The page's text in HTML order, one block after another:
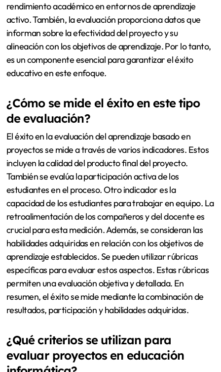
rendimiento académico en entornos de aprendizaje
activo. También, la evaluación proporciona datos que
informan sobre la efectividad del proyecto y su
alineación con los objetivos de aprendizaje. Por lo tanto,
es un componente esencial para garantizar el éxito
educativo en este enfoque.
¿Cómo se mide el éxito en este tipo
de evaluación?
El éxito en la evaluación del aprendizaje basado en
proyectos se mide a través de varios indicadores. Estos
incluyen la calidad del producto final del proyecto.
También se evalúa la participación activa de los
estudiantes en el proceso. Otro indicador es la
capacidad de los estudiantes para trabajar en equipo. La
retroalimentación de los compañeros y del docente es
crucial para esta medición. Además, se consideran las
habilidades adquiridas en relación con los objetivos de
aprendizaje establecidos. Se pueden utilizar rúbricas
específicas para evaluar estos aspectos. Estas rúbricas
permiten una evaluación objetiva y detallada. En
resumen, el éxito se mide mediante la combinación de
resultados, participación y habilidades adquiridas.
¿Qué criterios se utilizan para
evaluar proyectos en educación